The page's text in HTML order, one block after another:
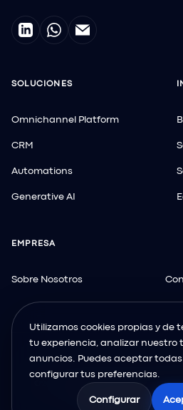
SOLUCIONES
Omnichannel Platform
CRM
Automations
Generative AI
EMPRESA
Sobre Nosotros
©2026 DAICKVOX. TODOS LOS
POLÍTICA DE
POLÍTICA DE USO
Utilizamos cookies propias y de
tu experiencia, analizar nuestro
anuncios. Puedes aceptar todas
configurar tus preferencias.
Configurar